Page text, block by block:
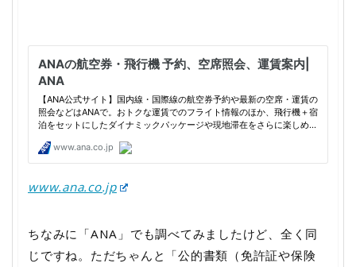
www.ana.co.jp
ちなみに「ANA」でも調べてみましたけど、全く同
じですね。ただちゃんと「公的書類（免許証や保険